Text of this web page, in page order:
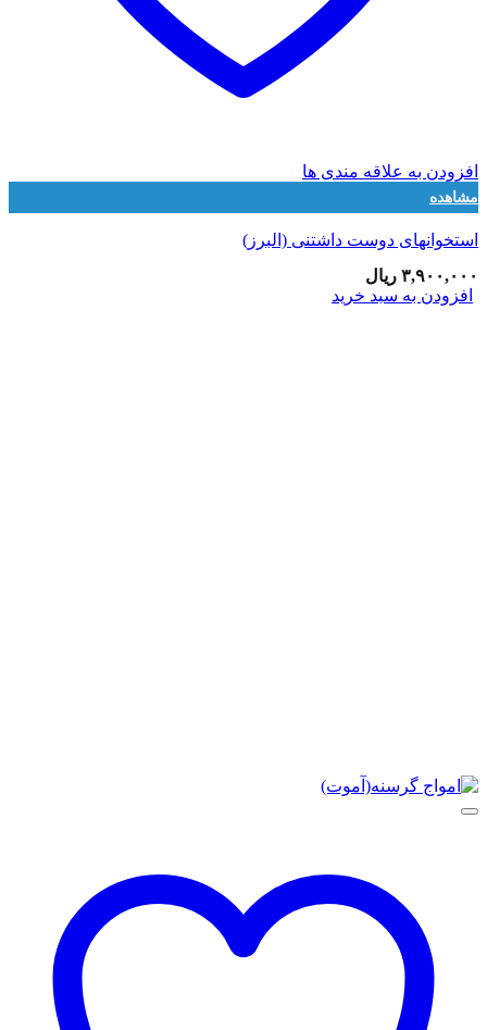
افزودن به علاقه مندی ها
مشاهده
استخوانهای دوست داشتنی (البرز)
۳,۹۰۰,۰۰۰ ریال
افزودن به سبد خرید